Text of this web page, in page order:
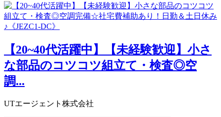
【20~40代活躍中】【未経験歓迎】小さ
な部品のコツコツ組立て・検査◎空
調...
UTエージェント株式会社